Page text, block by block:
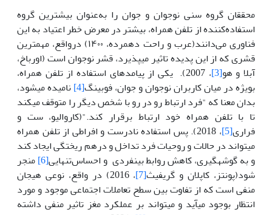
محققان گروه سنی نوجوان و جوان را به‌عنوان بیشترین گروه
استفاده‌کننده از تلفن همراه، بیشتر در معرض خطر اعتیاد به ‌‌این
فناوری می‌دانند(عرب و راحت دهمرده، ۱۴۰۰) درواقع، مهم­ترین
قشری که از این پدیده تاثیر می­پذیرد، قشر نوجوان است (اورباخ،
آبلا و هو[3]
، 2007). یکی از پیامدهای استفاده از تلفن همراه،
بویژه در میان کاربران نوجوان و جوان، فوبینگ[4] نامیده می­شود،
بدان معنا که "فرد ارتباط رو در رو با شخص دیگر را متوقف می­کند
تا با تلفن همراه خود ارتباط برقرار کند."(کاروالیو، ست و
فراری[5]
، 2018). پس استفاده نادرست و افراطی از تلفن همراه
می­تواند در حالات و روحیات فرد تداخل و درهم ریختگی ایجاد کند
و به گوشه­­گیری، کاهش روابط بین­فردی و احساس‌تنهایی[6] منجر
شود(پونتز، کاپلان و گریفیث[7]
، 2016) در واقع، نوعی هیجان
منفی است که از تفاوت بین سطح تعاملات اجتماعی موجود و مورد
انتظار بوجود می­آید و می­تواند بر عملکرد مغز تاثیر منفی داشته